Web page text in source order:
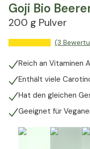
Goji Bio
200 g Pulver
(3
Reich an Vitaminen
Enthält viele
Hat den gleichen
Geeignet für